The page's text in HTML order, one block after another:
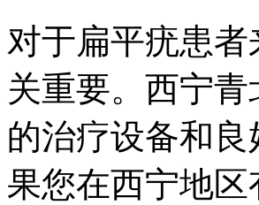
对于扁平疣患
关重要。西宁
的治疗设备和
果您在西宁地